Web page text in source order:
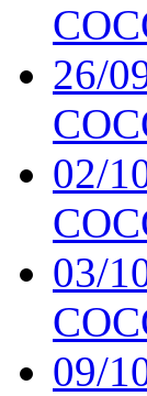
26/
02/
03/
09/